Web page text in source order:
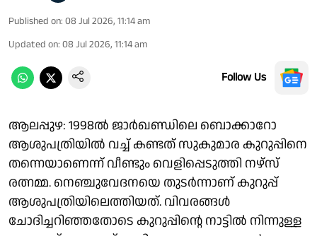
Published on: 08 Jul 2026, 11:14 am
Updated on: 08 Jul 2026, 11:14 am
Follow Us
ആലപ്പുഴ: 1998ൽ ജാർഖണ്ഡിലെ ബൊക്കാറോ
ആശുപത്രിയിൽ വച്ച് കണ്ടത് സുകുമാര കുറുപ്പിനെ
തന്നെയാണെന്ന് വീണ്ടും വെളിപ്പെടുത്തി നഴ്സ്
രത്നമ്മ. നെഞ്ചുവേദനയെ തുടർന്നാണ് കുറുപ്പ്
ആശുപത്രിയിലെത്തിയത്. വിവരങ്ങൾ
ചോദിച്ചറിഞ്ഞതോടെ കുറുപ്പിൻ്റെ നാട്ടിൽ നിന്നുള്ള